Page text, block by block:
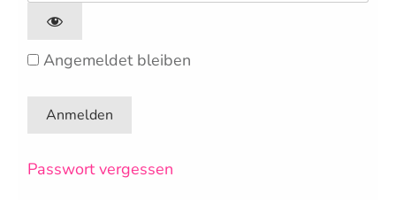
Angemeldet bleiben
Passwort vergessen